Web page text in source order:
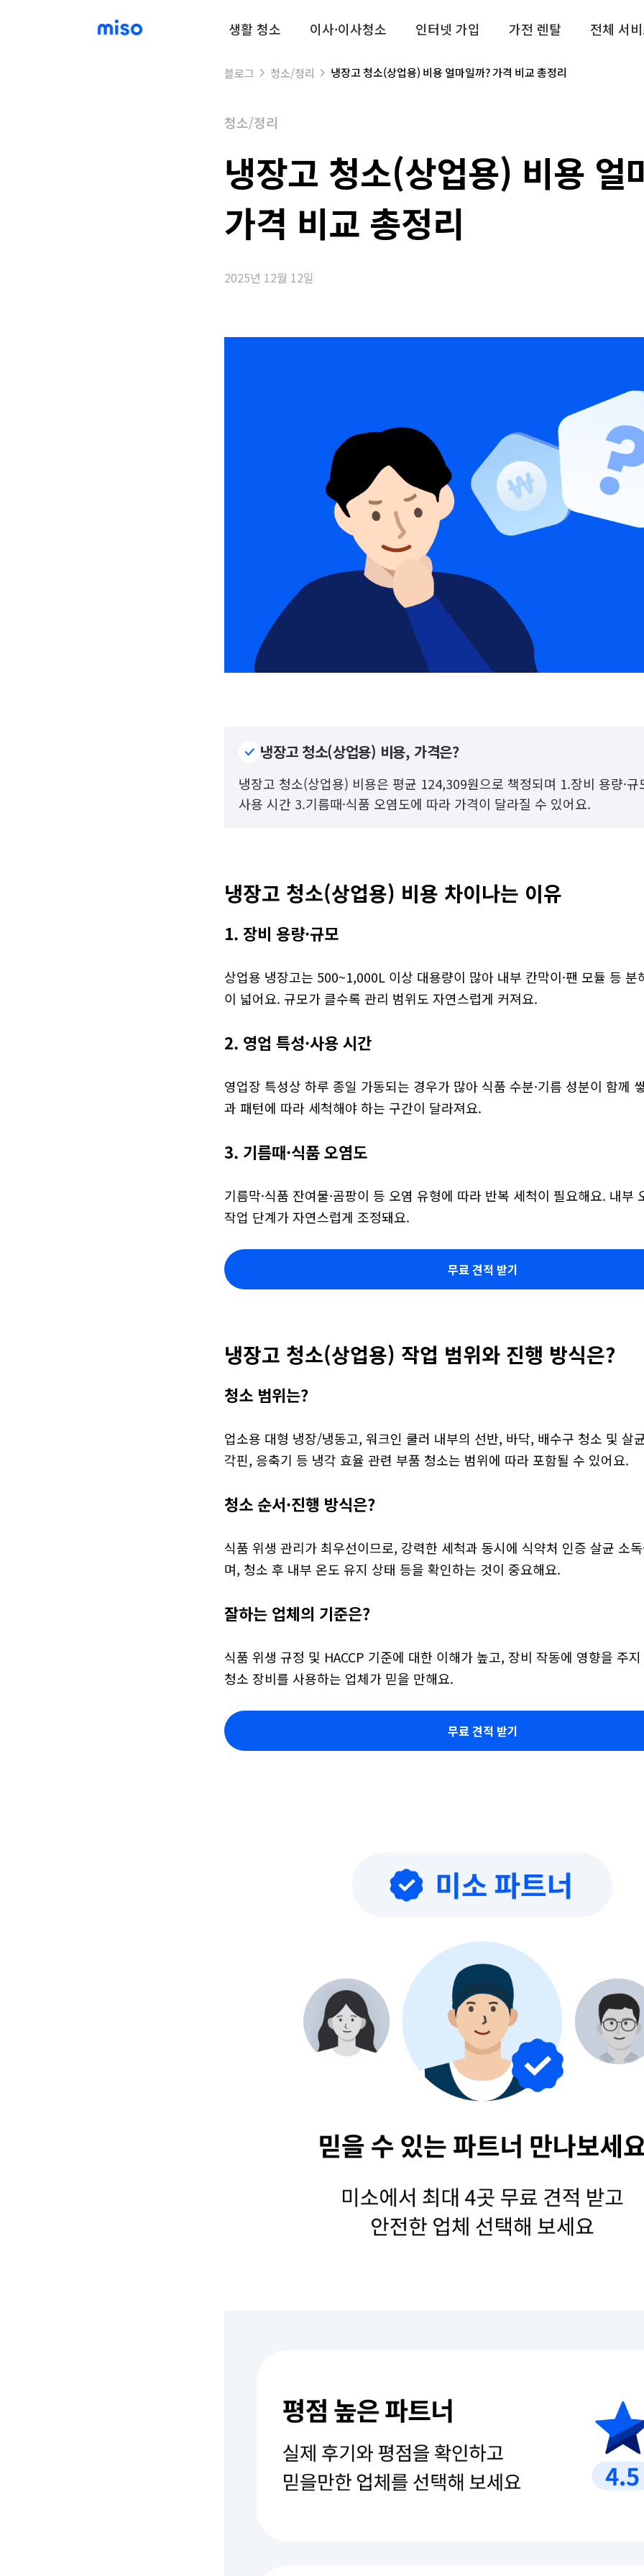
생활 청소 이사·이사청소 인터넷 가입 가전 렌탈 전체 서
블로그 청소/정리 냉장고 청소(상업용) 비용 얼마일까? 가격 비교 총정리
청소/정리
냉장고 청소(상업용) 비용 얼
가격 비교 총정리
2025년 12월 12일
냉장고 청소(상업용) 비용, 가격은?
냉장고 청소(상업용) 비용은 평균 124,309원으로 책정되며 1.장비 용량·규
사용 시간 3.기름때·식품 오염도에 따라 가격이 달라질 수 있어요.
냉장고 청소(상업용) 비용 차이나는 이유
1. 장비 용량·규모
상업용 냉장고는 500~1,000L 이상 대용량이 많아 내부 칸막이·팬 모듈 등 분
이 넓어요. 규모가 클수록 관리 범위도 자연스럽게 커져요.
2. 영업 특성·사용 시간
영업장 특성상 하루 종일 가동되는 경우가 많아 식품 수분·기름 성분이 함께
과 패턴에 따라 세척해야 하는 구간이 달라져요.
3. 기름때·식품 오염도
기름막·식품 잔여물·곰팡이 등 오염 유형에 따라 반복 세척이 필요해요. 내부
작업 단계가 자연스럽게 조정돼요.
무료 견적 받기
냉장고 청소(상업용) 작업 범위와 진행 방식은?
청소 범위는?
업소용 대형 냉장/냉동고, 워크인 쿨러 내부의 선반, 바닥, 배수구 청소 및 살
각핀, 응축기 등 냉각 효율 관련 부품 청소는 범위에 따라 포함될 수 있어요.
청소 순서·진행 방식은?
식품 위생 관리가 최우선이므로, 강력한 세척과 동시에 식약처 인증 살균 소
며, 청소 후 내부 온도 유지 상태 등을 확인하는 것이 중요해요.
잘하는 업체의 기준은?
식품 위생 규정 및 HACCP 기준에 대한 이해가 높고, 장비 작동에 영향을 주
청소 장비를 사용하는 업체가 믿을 만해요.
무료 견적 받기